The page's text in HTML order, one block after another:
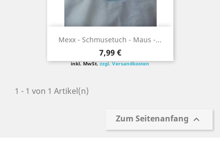
Mexx - Schmusetuch - Maus -...
Preis
7,99 €
inkl. MwSt.zzgl. Versandkosten
1 - 1 von 1 Artikel(n)
Zum Seitenanfang 